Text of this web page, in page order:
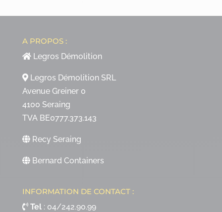
A PROPOS :
Legros Démolition
Legros Démolition SRL
Avenue Greiner 0
4100 Seraing
TVA BE0777.373.143
Recy Seraing
Bernard Containers
INFORMATION DE CONTACT :
Tel: 04/242.90.99